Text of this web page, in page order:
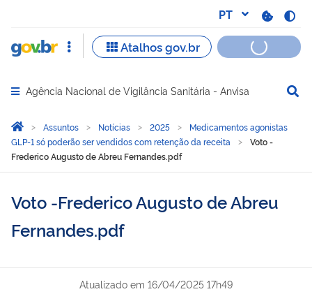
Abrir menu principal de navegação
Agência Nacional de Vigilância Sanitária - Anvisa
Você está aqui:
Página Inicial
Assuntos Notícias 2025
Medicamentos agonistas
GLP-1 só poderão ser vendidos com retenção da receita
Voto -
Frederico Augusto de Abreu Fernandes.pdf
Voto -Frederico Augusto de Abreu
Fernandes.pdf
Atualizado em 16/04/2025 17h49